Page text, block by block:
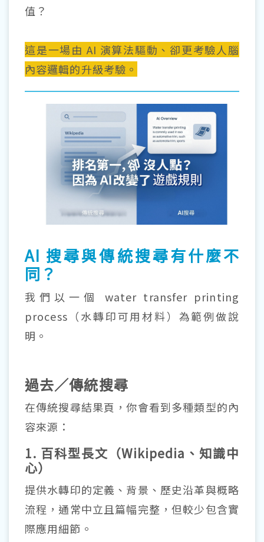
值？
這是一場由 AI 演算法驅動、卻更考驗人腦
內容邏輯的升級考驗。
AI 搜尋與傳統搜尋有什麼不
同？
我們以一個 water transfer printing
process（水轉印可用材料）為範例做說
明。
過去／傳統搜尋
在傳統搜尋結果頁，你會看到多種類型的內
容來源：
1. 百科型長文（Wikipedia、知識中
心）
提供水轉印的定義、背景、歷史沿革與概略
流程，通常中立且篇幅完整，但較少包含實
際應用細節。